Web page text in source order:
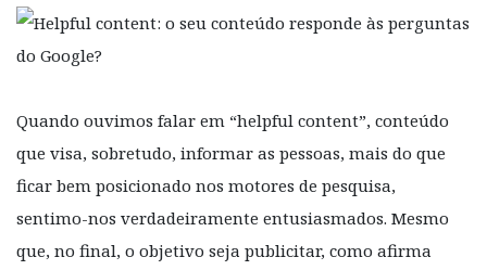
Quando ouvimos falar em “helpful content”, conteúdo
que visa, sobretudo, informar as pessoas, mais do que
ficar bem posicionado nos motores de pesquisa,
sentimo-nos verdadeiramente entusiasmados. Mesmo
que, no final, o objetivo seja publicitar, como afirma